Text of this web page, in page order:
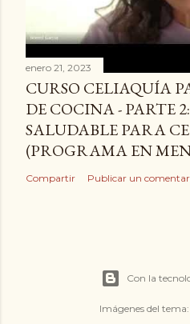
enero 21, 2023
CURSO CELIAQUÍA
DE COCINA - PARTE
SALUDABLE PARA
(PROGRAMA EN
Compartir Publicar un
Con la
Imágenes del tema: